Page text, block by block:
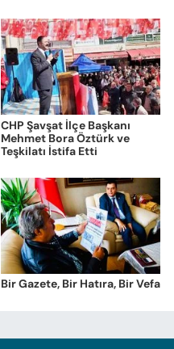
CHP Şavşat İlçe Başkanı
Mehmet Bora Öztürk ve
Teşkilatı İstifa Etti
Bir Gazete, Bir Hatıra, Bir Vefa